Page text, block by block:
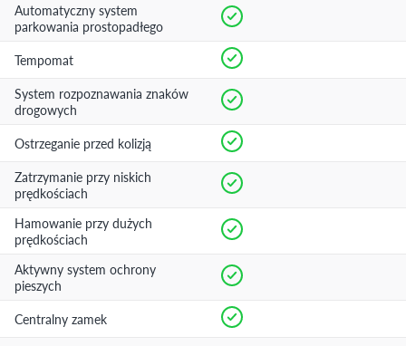
Automatyczny system
parkowania prostopadłego
Tempomat
System rozpoznawania znaków
drogowych
Ostrzeganie przed kolizją
Zatrzymanie przy niskich
prędkościach
Hamowanie przy dużych
prędkościach
Aktywny system ochrony
pieszych
Centralny zamek